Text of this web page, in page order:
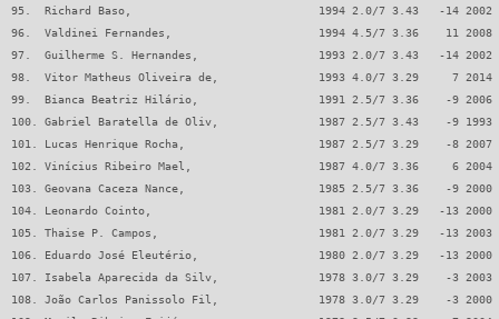
95.  Richard Baso,                            1994 2.0/7 3.43   -14 2002
96.  Valdinei Fernandes,                      1994 4.5/7 3.36    11 2008
97.  Guilherme S. Hernandes,                  1993 2.0/7 3.43   -14 2002
98.  Vitor Matheus Oliveira de,               1993 4.0/7 3.29     7 2014
99.  Bianca Beatriz Hilário,                  1991 2.5/7 3.36    -9 2006
100. Gabriel Baratella de Oliv,               1987 2.5/7 3.43    -9 1993
101. Lucas Henrique Rocha,                    1987 2.5/7 3.29    -8 2007
102. Vinícius Ribeiro Mael,                   1987 4.0/7 3.36     6 2004
103. Geovana Caceza Nance,                    1985 2.5/7 3.36    -9 2000
104. Leonardo Cointo,                         1981 2.0/7 3.29   -13 2000
105. Thaise P. Campos,                        1981 2.0/7 3.29   -13 2003
106. Eduardo José Eleutério,                  1980 2.0/7 3.29   -13 2000
107. Isabela Aparecida da Silv,               1978 3.0/7 3.29    -3 2003
108. João Carlos Panissolo Fil,               1978 3.0/7 3.29    -3 2000